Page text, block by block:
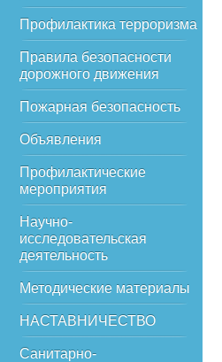
Профилактика терроризма
Правила безопасности
дорожного движения
Пожарная безопасность
Объявления
Профилактические
мероприятия
Научно-
исследовательская
деятельность
Методические материалы
НАСТАВНИЧЕСТВО
Санитарно-